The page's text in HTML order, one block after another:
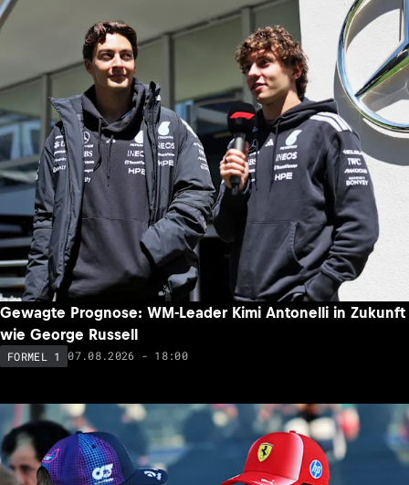
Gewagte Prognose: WM-Leader Kimi Antonelli in Zukunft
wie George Russell
FORMEL 1 07.08.2026 - 18:00